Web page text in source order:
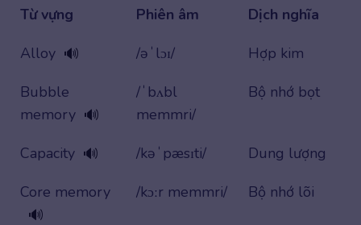
Từ vựng Phiên âm
Dịch nghĩa
Alloy 🔊 /əˈlɔɪ/
Hợp kim
Bubble
memory 🔊
/ˈbʌbl
memmri/
Bộ nhớ bọt
Capacity 🔊 /kəˈpæsɪti/
Dung lượng
Core memory
🔊
/kɔːr memmri/ Bộ nhớ lõi